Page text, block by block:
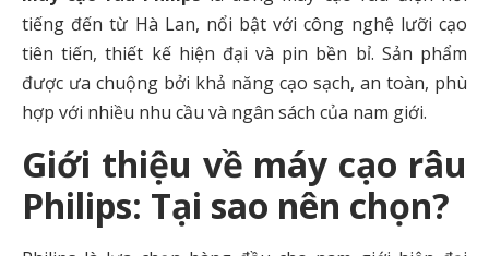
tiếng đến từ Hà Lan, nổi bật với công nghệ lưỡi cạo
tiên tiến, thiết kế hiện đại và pin bền bỉ. Sản phẩm
được ưa chuộng bởi khả năng cạo sạch, an toàn, phù
hợp với nhiều nhu cầu và ngân sách của nam giới.
Giới thiệu về máy cạo râu
Philips: Tại sao nên chọn?